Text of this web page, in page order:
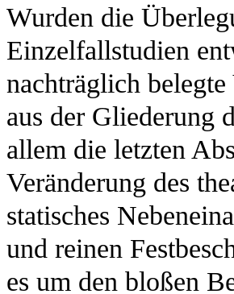
Wurden die
Einzelfallstudien
nachträglich
aus der Gliederung
allem die letzten
Veränderung des
statisches
und reinen
es um den bloßen